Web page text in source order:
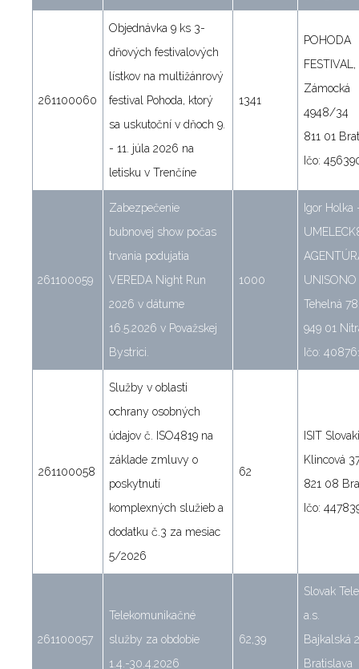
261100060
Objednávka 9 ks 3-
dňových festivalových
lístkov na multižánrový
festival Pohoda, ktorý
sa uskutoční v dňoch 9.
- 11. júla 2026 na
letisku v Trenčíne
1341
POHODA
FESTIVAL,
Zámocká
4948/34
811 01
Ičo:
261100059
Zabezpečenie
bubnovej show počas
trvania podujatia
VEREDA Night Run
2026 v dátume
16.5.2026 v Považskej
Bystrici.
1000
Igor Holka
UNISONO
Tehelná 78
949 01
Ičo:
261100058
Služby v oblasti
ochrany osobných
údajov č. ISO4819 na
základe zmluvy o
poskytnutí
komplexných služieb a
dodatku č.3 za mesiac
5/2026
62
ISIT
Klincová
821 08
Ičo:
261100057
Telekomunikačné
služby za obdobie
1.4.-30.4.2026
62,39
Slovak
a.s.
Bajkalská
Bratislava